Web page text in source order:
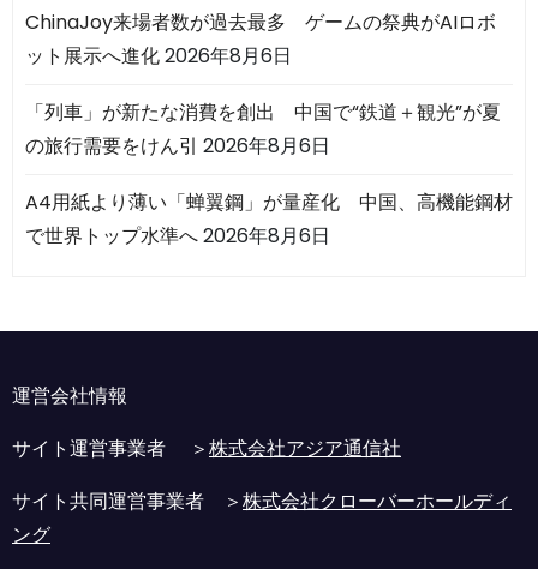
ChinaJoy来場者数が過去最多 ゲームの祭典がAIロボ
ット展示へ進化2026年8月6日
「列車」が新たな消費を創出 中国で“鉄道＋観光”が夏
の旅行需要をけん引 2026年8月6日
A4用紙より薄い「蝉翼鋼」が量産化 中国、高機能鋼材
で世界トップ水準へ2026年8月6日
運営会社情報
サイト運営事業者 ＞株式会社アジア通信社
サイト共同運営事業者 ＞株式会社クローバーホールディ
ング